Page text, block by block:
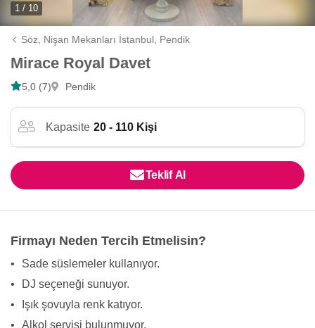
1 / 10
Söz, Nişan Mekanları İstanbul, Pendik
Mirace Royal Davet
5,0 (7) Pendik
Kapasite 20 - 110 Kişi
Teklif Al
Firmayı Neden Tercih Etmelisin?
•
Sade süslemeler kullanıyor.
•
DJ seçeneği sunuyor.
•
Işık şovuyla renk katıyor.
•
Alkol servisi bulunmuyor.